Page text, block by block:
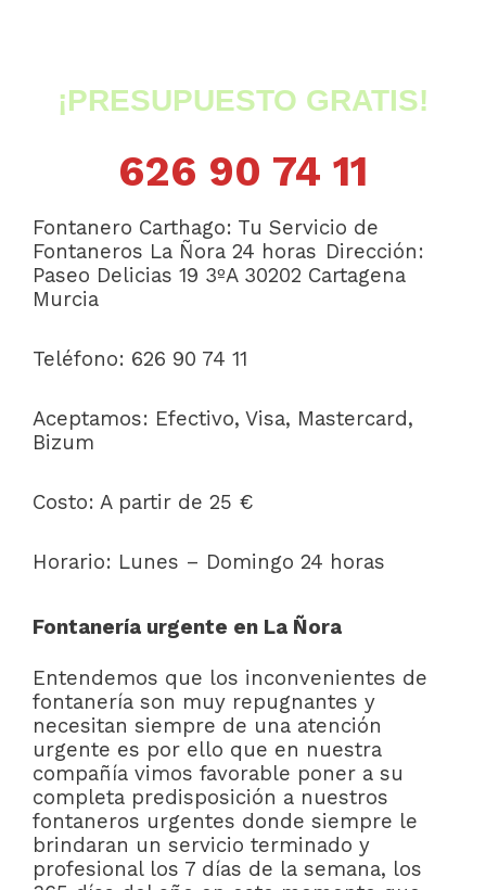
¡PRESUPUESTO GRATIS!
626 90 74 11
Fontanero Carthago: Tu Servicio de
Fontaneros La Ñora 24 horas Dirección:
Paseo Delicias 19 3ºA 30202 Cartagena
Murcia
Teléfono: 626 90 74 11
Aceptamos: Efectivo, Visa, Mastercard,
Bizum
Costo: A partir de 25 €
Horario: Lunes – Domingo 24 horas
Fontanería urgente en La Ñora
Entendemos que los inconvenientes de
fontanería son muy repugnantes y
necesitan siempre de una atención
urgente es por ello que en nuestra
compañía vimos favorable poner a su
completa predisposición a nuestros
fontaneros urgentes donde siempre le
brindaran un servicio terminado y
profesional los 7 días de la semana, los